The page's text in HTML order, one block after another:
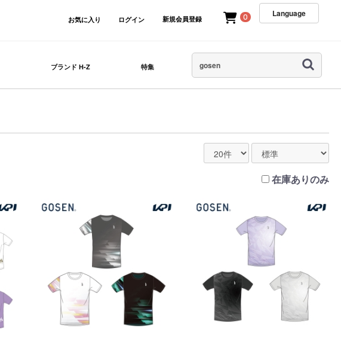
お気に入り ログイン 新規会員登録 0 Language
ブランド H-Z 特集
在庫ありのみ